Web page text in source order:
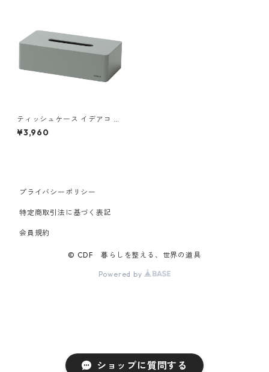
ショップに質問する
ティッシュケース イデアコ 箱
ティッシュ専用 ボックスグラ
ンデ ideaco Tissue Case box
¥3,960
プライバシーポリシー
特定商取引法に基づく表記
会員規約
© CDF 暮らしを整える、世界の道具
Powered by